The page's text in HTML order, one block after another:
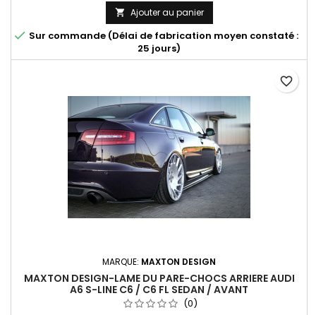
 Ajouter au panier
 Sur commande (Délai de fabrication moyen constaté :
25 jours)
MARQUE: MAXTON DESIGN
MAXTON DESIGN-LAME DU PARE-CHOCS ARRIERE AUDI
A6 S-LINE C6 / C6 FL SEDAN / AVANT
(0)
favorite_border